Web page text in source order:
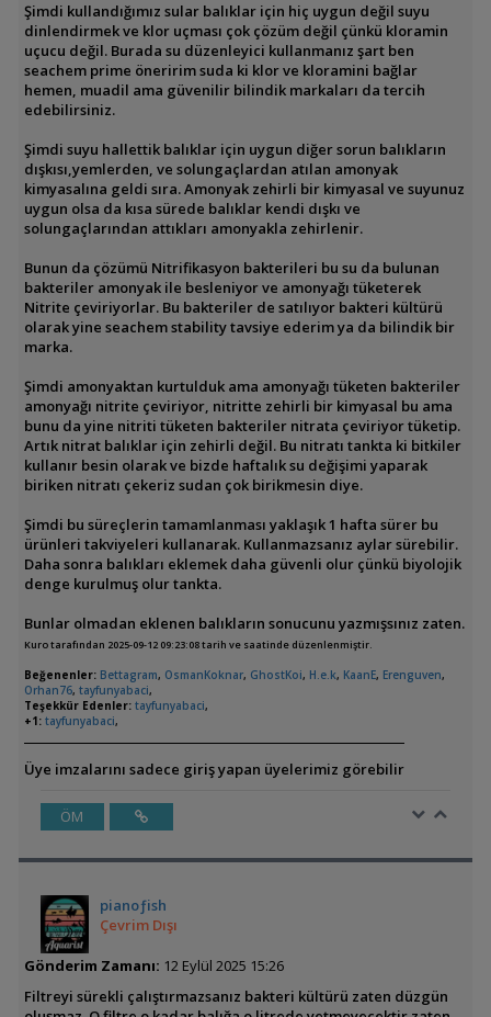
Şimdi kullandığımız sular balıklar için hiç uygun değil suyu
dinlendirmek ve klor uçması çok çözüm değil çünkü kloramin
uçucu değil. Burada su düzenleyici kullanmanız şart ben
seachem prime öneririm suda ki klor ve kloramini bağlar
hemen, muadil ama güvenilir bilindik markaları da tercih
edebilirsiniz.
Şimdi suyu hallettik balıklar için uygun diğer sorun balıkların
dışkısı,yemlerden, ve solungaçlardan atılan amonyak
kimyasalına geldi sıra. Amonyak zehirli bir kimyasal ve suyunuz
uygun olsa da kısa sürede balıklar kendi dışkı ve
solungaçlarından attıkları amonyakla zehirlenir.
Bunun da çözümü Nitrifikasyon bakterileri bu su da bulunan
bakteriler amonyak ile besleniyor ve amonyağı tüketerek
Nitrite çeviriyorlar. Bu bakteriler de satılıyor bakteri kültürü
olarak yine seachem stability tavsiye ederim ya da bilindik bir
marka.
Şimdi amonyaktan kurtulduk ama amonyağı tüketen bakteriler
amonyağı nitrite çeviriyor, nitritte zehirli bir kimyasal bu ama
bunu da yine nitriti tüketen bakteriler nitrata çeviriyor tüketip.
Artık nitrat balıklar için zehirli değil. Bu nitratı tankta ki bitkiler
kullanır besin olarak ve bizde haftalık su değişimi yaparak
biriken nitratı çekeriz sudan çok birikmesin diye.
Şimdi bu süreçlerin tamamlanması yaklaşık 1 hafta sürer bu
ürünleri takviyeleri kullanarak. Kullanmazsanız aylar sürebilir.
Daha sonra balıkları eklemek daha güvenli olur çünkü biyolojik
denge kurulmuş olur tankta.
Bunlar olmadan eklenen balıkların sonucunu yazmışsınız zaten.
Kuro tarafından 2025-09-12 09:23:08 tarih ve saatinde düzenlenmiştir.
Beğenenler: Bettagram, OsmanKoknar, GhostKoi, H.e.k, KaanE, Erenguven,
Orhan76, tayfunyabaci,
Teşekkür Edenler: tayfunyabaci,
+1: tayfunyabaci,
Üye imzalarını sadece giriş yapan üyelerimiz görebilir
ÖM
pianoƒish
Çevrim Dışı
Gönderim Zamanı: 12 Eylül 2025 15:26
Filtreyi sürekli çalıştırmazsanız bakteri kültürü zaten düzgün